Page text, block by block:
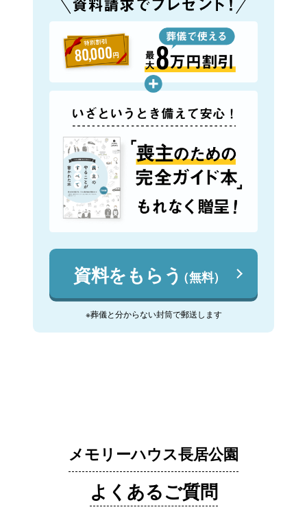
資料をもらう（無料）
※葬儀と分からない封筒で郵送します
メモリーハウス長居公園
よくあるご質問